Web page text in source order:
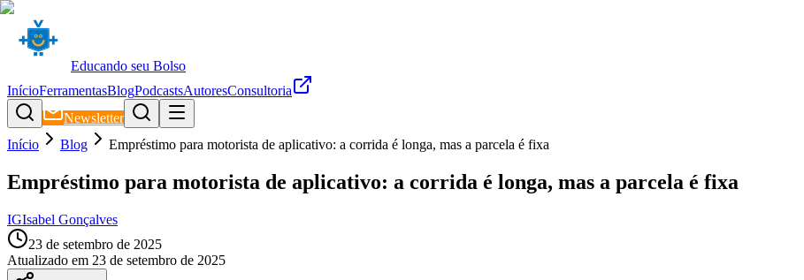
Educando seu Bolso
InícioFerramentasBlogPodcastsAutoresConsultoria
Newsletter
Início
Blog Empréstimo para motorista de aplicativo: a corrida é longa, mas a parcela é fixa
Empréstimo para motorista de aplicativo: a corrida é longa, mas a parcela é fixa
IGIsabel Gonçalves
23 de setembro de 2025
Atualizado em 23 de setembro de 2025